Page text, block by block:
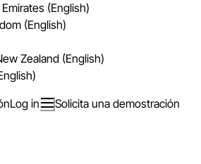
(English)
(English)
Zealand (English)
Log in Solicita una demostración